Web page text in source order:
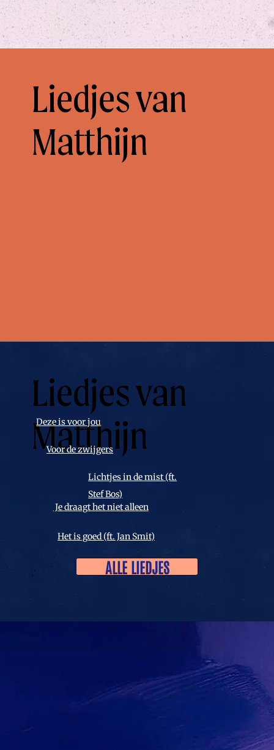
Liedjes van
Matthijn
Liedjes van
Matthijn
Deze is voor jou
Voor de zwijgers
⁠⁠Je draagt het niet alleen
Het is goed (ft. Jan Smit)
Lichtjes in de mist (ft.
Stef Bos)
ALLE LIEDJES